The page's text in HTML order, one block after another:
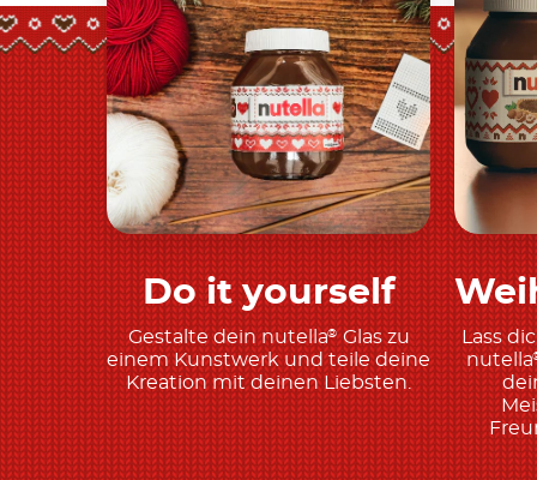
Jetzt entdecken
Do it yourself
Gestalte dein nutella®Glas zu
einem Kunstwerk und teile deine
Kreation mit deinen Liebsten.
Lass
nutella